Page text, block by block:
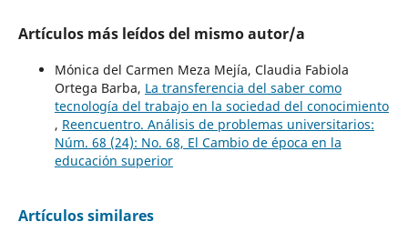
Artículos más leídos del mismo autor/a
Mónica del Carmen Meza Mejía, Claudia Fabiola
Ortega Barba, La transferencia del saber como
tecnología del trabajo en la sociedad del conocimiento
, Reencuentro. Análisis de problemas universitarios:
Núm. 68 (24): No. 68, El Cambio de época en la
educación superior
Artículos similares